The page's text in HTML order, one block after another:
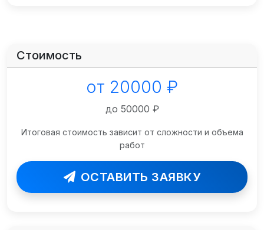
Стоимость
от 20000 ₽
до 50000 ₽
Итоговая стоимость зависит от сложности и объема
работ
ОСТАВИТЬ ЗАЯВКУ